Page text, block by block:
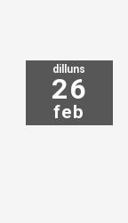
dilluns
26
feb